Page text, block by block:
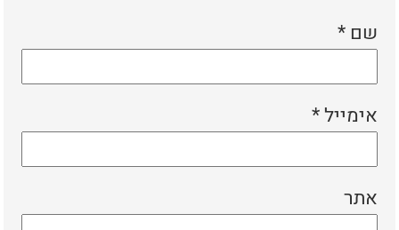
שם*
אימייל*
אתר